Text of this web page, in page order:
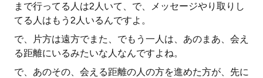
まで行ってる人は2人いて、で、メッセージやり取りし
てる人はもう2人いるんですよ。
で、片方は遠方でまた、でもう一人は、あのまあ、会え
る距離にいるみたいな人なんですよね。
で、あのその、会える距離の人の方を進めた方が、先に